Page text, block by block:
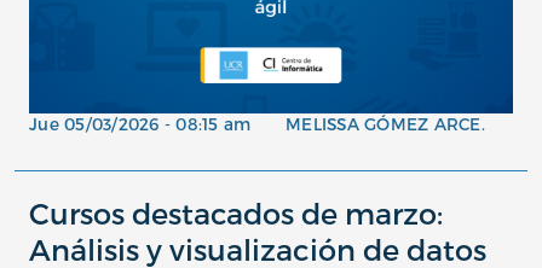
Jue 05/03/2026 - 08:15 am MELISSA GÓMEZ ARCE.
Cursos destacados de marzo:
Análisis y visualización de datos